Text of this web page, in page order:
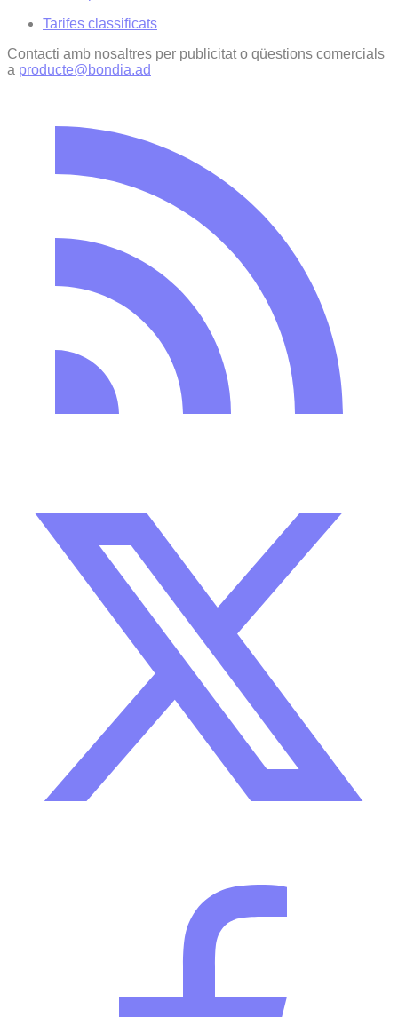
Tarifes classificats
Contacti amb nosaltres per publicitat o qüestions comercials
a producte@bondia.ad